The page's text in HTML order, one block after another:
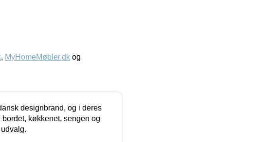
, MyHomeMøbler.dk og
designbrand, og i deres
køkkenet, sengen og